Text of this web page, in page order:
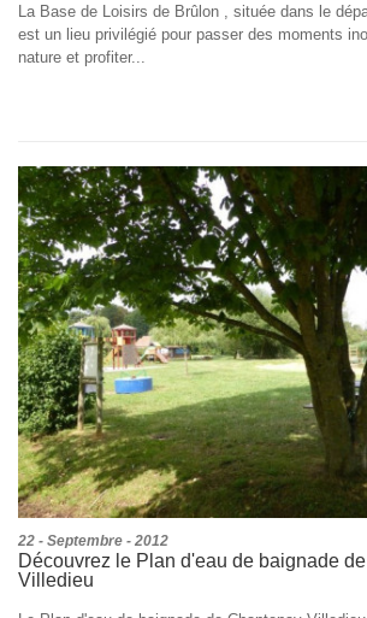
La Base de Loisirs de Brûlon , située dans le
est un lieu privilégié pour passer des moments
nature et profiter...
22 - Septembre - 2012
Découvrez le Plan d'eau de baignade
Villedieu